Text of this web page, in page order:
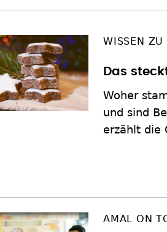
WISSEN ZU
Das
Woher
und sind
erzählt die
AMAL ON